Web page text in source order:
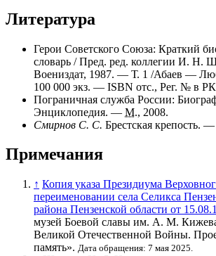
Литература
Герои Советского Союза: Краткий
словарь / Пред. ред. коллегии И. Н.
Воениздат, 1987. — Т. 1 /Абаев —
100 000 экз. — ISBN отс., Рег. № в
Пограничная служба России:
Энциклопедия. — М., 2008.
Смирнов С. С. Брестская крепость. —
Примечания
↑ Копия указа Президиума
переименовании села Селикса
района Пензенской области от
музей Боевой славы им. А. М.
Великой Отечественной Войны.
память». Дата обращения: 7 мая 2025.